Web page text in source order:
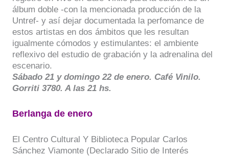
álbum doble -con la mencionada producción de la
Untref- y así dejar documentada la perfomance de
estos artistas en dos ámbitos que les resultan
igualmente cómodos y estimulantes: el ambiente
reflexivo del estudio de grabación y la adrenalina del
escenario.
Sábado 21 y domingo 22 de enero. Café Vinilo.
Gorriti 3780. A las 21 hs.
Berlanga de enero
El Centro Cultural Y Biblioteca Popular Carlos
Sánchez Viamonte (Declarado Sitio de Interés